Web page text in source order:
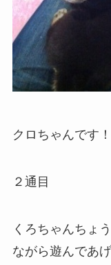
クロちゃんです！
２通目
くろちゃんちょ
ながら遊んであげ